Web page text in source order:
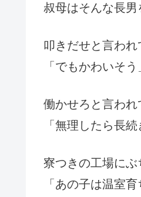
叔母はそんな長男
叩きだせと言われ
「でもかわいそう
働かせろと言われ
「無理したら長続
寮つきの工場にぶ
「あの子は温室